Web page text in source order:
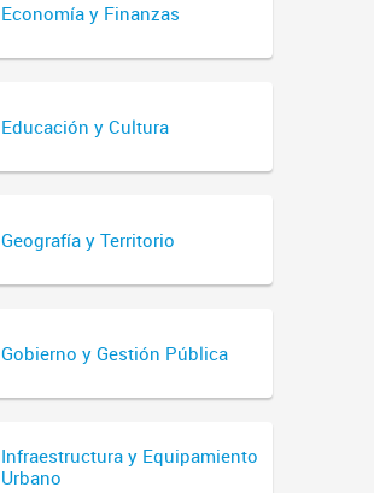
Economía y Finanzas
Educación y Cultura
Geografía y Territorio
Gobierno y Gestión Pública
Infraestructura y Equipamiento
Urbano